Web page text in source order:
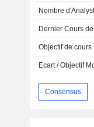
Nombre
Dernier Cours
Objectif de cours
Ecart / Objectif
Consensus